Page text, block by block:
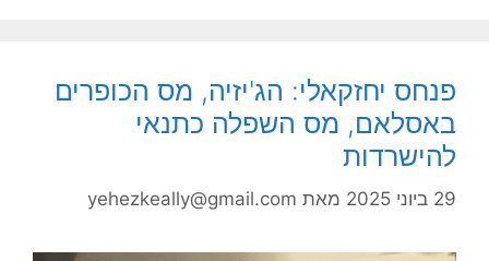
פנחס יחזקאלי: הג'יזיה, מס הכופרים
באסלאם, מס השפלה כתנאי
להישרדות
29 ביוני 2025 מאת yehezkeally@gmail.com